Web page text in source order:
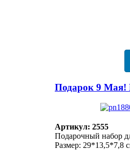
Подарок 9 Мая!
Артикул: 2555
Подарочный набор
Размер: 29*13,5*7,8